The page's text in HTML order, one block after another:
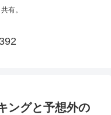
有。
ングと予想外の